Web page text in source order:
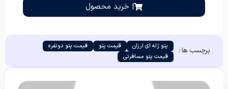
| خرید محصول
برچسب ها : پتو ژله ای ارزان قیمت پتو
قیمت پتو دونفره
قیمت پتو مسافرتی